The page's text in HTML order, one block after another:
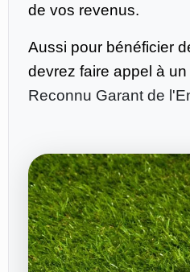
de vos revenus.
Aussi pour bénéficier
devrez faire appel à
Reconnu Garant de